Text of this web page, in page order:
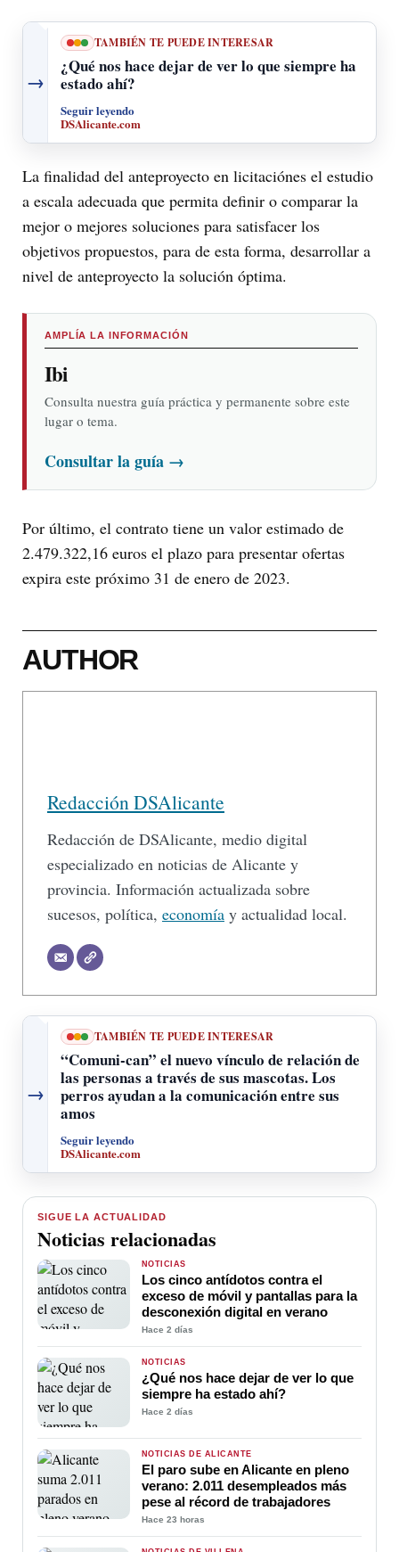
→
TAMBIÉN TE PUEDE INTERESAR
¿Qué nos hace dejar de ver lo que siempre ha
estado ahí?
Seguir leyendo
DSAlicante.com
La finalidad del anteproyecto en licitaciónes el estudio
a escala adecuada que permita definir o comparar la
mejor o mejores soluciones para satisfacer los
objetivos propuestos, para de esta forma, desarrollar a
nivel de anteproyecto la solución óptima.
AMPLÍA LA INFORMACIÓN
Ibi
Consulta nuestra guía práctica y permanente sobre este
lugar o tema.
Consultar la guía →
Por último, el contrato tiene un valor estimado de
2.479.322,16 euros el plazo para presentar ofertas
expira este próximo 31 de enero de 2023.
AUTHOR
Redacción DSAlicante
Redacción de DSAlicante, medio digital
especializado en noticias de Alicante y
provincia. Información actualizada sobre
sucesos, política, economía y actualidad local.
→
TAMBIÉN TE PUEDE INTERESAR
“Comuni-can” el nuevo vínculo de relación de
las personas a través de sus mascotas. Los
perros ayudan a la comunicación entre sus
amos
Seguir leyendo
DSAlicante.com
SIGUE LA ACTUALIDAD
Noticias relacionadas
NOTICIAS
Los cinco antídotos contra el
exceso de móvil y pantallas para la
desconexión digital en verano
Hace 2 días
NOTICIAS
¿Qué nos hace dejar de ver lo que
siempre ha estado ahí?
Hace 2 días
NOTICIAS DE ALICANTE
El paro sube en Alicante en pleno
verano: 2.011 desempleados más
pese al récord de trabajadores
Hace 23 horas